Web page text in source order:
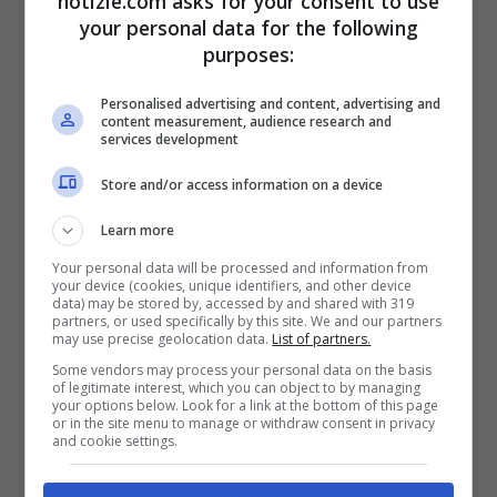
aggravati dalla finalità di terrorismo. Si
tratta in particolaredell’azione compiuta il
14 febbraio 2026ai danni della rete
ferroviaria dell’Alta Velocità Roma –
Firenze, con l’uso di manufatti esplosivi
rudimentali, ma di sicura efficacia, che
hanno provocato gravi danni
all’infrastruttura per un costo di ripristino
pari a 455mila euro.
Tale sabotaggio, ed altro contestuale
effettuato sulla linea Roma – Napoli, è
stato rivendicatosul sito web
your personal data for the following
purposes:
Personalised advertising and content, advertising and
content measurement, audience research and
services development
Store and/or access information on a device
Learn more
Your personal data will be processed and information from
your device (cookies, unique identifiers, and other device
data) may be stored by, accessed by and shared with 319
partners, or used specifically by this site. We and our partners
may use precise geolocation data. List of partners.
Some vendors may process your personal data on the basis
of legitimate interest, which you can object to by managing
your options below. Look for a link at the bottom of this page
or in the site menu to manage or withdraw consent in privacy
and cookie settings.